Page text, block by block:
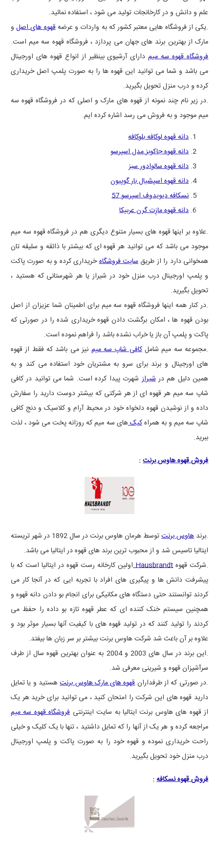
علم و دانش و در کارخانجات تولید می شود ، استفاده نمائید.
.یکی از فروشگاه هایی معتبر کشور که به واردات و عرضهقهوه های اصلو
مارک از بهترین برند های جهان می پردازد ، فروشگاه قهوه سه میم است.
فروشگاه قهوه سه میمدارای آرشیوی بینظیر از انواع قهوه های اورجینال
می باشد و شما می توانید این قهوه ها را به صورت پلمپ اصل خریداری
کرده و درب منزل تحویل بگیرید.
.در زیر نام چند نمونه از قهوه های مارک و اصلی که در فروشگاه قهوه سه
میم موجود و به فروش می رسد اشاره کرده ایم.
دانه قهوه لوکافه بلوکافه
دانه قهوه جاکوبز مدل اسپرسو
دانه قهوه سالوادور سبز
دانه قهوه اسپشیال بار گوپیون
نسکافه دیویدوف اسپرسو 57
دانه قهوه مازِت گرن عربیکا
.علاوه بر اینها قهوه های بسیار متنوع دیگری هم در فروشگاه قهوه سه میم
موجود می باشد که می توانید هر قهوه ای که بیشتر با ذائقه و سلیقه تان
همخوانی دارد را از طریقسایت فروشگاهخریداری کرده و به صورت پاکت
و پلمپ اورجینال درب منزل خود در شیراز یا هر شهرستانی که هستید ،
تحویل بگیرید.
.در کنار همه اینها فروشگاه قهوه سه میم برای اطمینان شما عزیزان از اصل
بودن قهوه ها ، امکان برگشت دادن قهوه خریداری شده را در صورتی که
پاکت و پلمپ آن باز یا خراب نشده باشد را فراهم نموده است.
.مجموعه سه میم شاملکافی شاپ سه میم نیز می باشد که فقط از قهوه
های اورجینال و برند برای سرو به مشتریان خود استفاده می کند و به
همین دلیل هم درشیرازشهرت پیدا کرده است. شما می توانید در کافی
شاپ سه میم هر قهوه ای از هر شرکتی که بیشتر دوست دارید را سفارش
داده و از نوشیدن قهوه دلخواه خود در محیط آرام و کلاسیک و دنج کافی
شاپ سه میم و به همراهکیکهای سه میم که روزانه پخت می شود ، لذت
ببرید.
فروش قهوه هاوس برنت:
.برندهاوس برنت
توسط هرمان هاوس برنت در سال 1892 در شهر تریسته
ایتالیا تاسیس شد و از محبوب ترین برند های قهوه در ایتالیا می باشد.
.شرکت قهوهHausbrandt اولین کارخانه رست قهوه در ایتالیا است که با
پیشرفت دانش ها و پیگیری های افراد با تجربه ایی که در آنجا کار می
کردند توانستند حتی دستگاه های مکانیکی برای انجام بو دادن دانه قهوه و
همچنین سیستم خنک کننده ای که عطر قهوه تازه بو داده را حفظ می
کردند را تولید کنند که در تولید قهوه های با کیفیت آنها بسیار موثر بود و
علاوه بر آن باعث شد شرکت هاوس برنت بیشتر بر سر زبان ها بیفتد.
.این برند در سال های 2003 و 2004 به عنوان بهترین قهوه سال از طرف
سرآشپزان قهوه و شیرینی معرفی شد.
.در صورتی که از طرفدارانقهوه های مارک هاوس برنتهستید و یا تمایل
دارید قهوه های این شرکت را امتحان کنید ، می توانید برای خرید هر یک
از قهوه های هاوس برنت ایتالیا به سایت اینترنتیفروشگاه قهوه سه میم
مراجعه کرده و هر یک از آنها را که تمایل داشتید ، تنها با یک کلیک و خیلی
راحت خریداری نموده و قهوه خود را به صورت پاکت و پلمپ اورجینال
درب منزل خود تحویل بگیرید.
فروش قهوه نسکافه: